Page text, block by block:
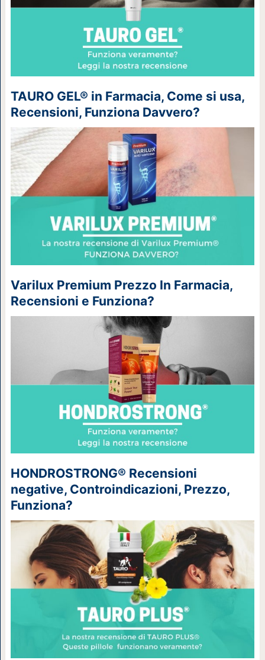
TAURO GEL® in Farmacia, Come si usa,
Recensioni, Funziona Davvero?
Varilux Premium Prezzo In Farmacia,
Recensioni e Funziona?
HONDROSTRONG® Recensioni
negative, Controindicazioni, Prezzo,
Funziona?